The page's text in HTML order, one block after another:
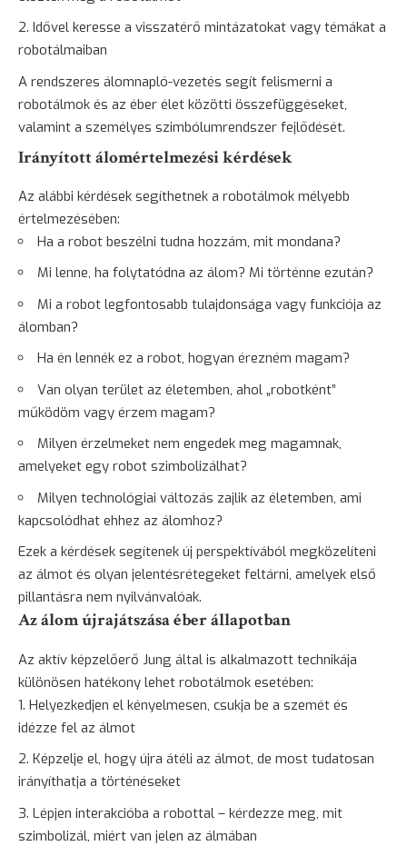
Idővel keresse a visszatérő mintázatokat vagy témákat a
robotálmaiban
A rendszeres álomnapló-vezetés segít felismerni a
robotálmok és az éber élet közötti összefüggéseket,
valamint a személyes szimbólumrendszer fejlődését.
Irányított álomértelmezési kérdések
Az alábbi kérdések segíthetnek a robotálmok mélyebb
értelmezésében:
Ha a robot beszélni tudna hozzám, mit mondana?
Mi lenne, ha folytatódna az álom? Mi történne ezután?
Mi a robot legfontosabb tulajdonsága vagy funkciója az
álomban?
Ha én lennék ez a robot, hogyan érezném magam?
Van olyan terület az életemben, ahol „robotként”
működöm vagy érzem magam?
Milyen érzelmeket nem engedek meg magamnak,
amelyeket egy robot szimbolizálhat?
Milyen technológiai változás zajlik az életemben, ami
kapcsolódhat ehhez az álomhoz?
Ezek a kérdések segítenek új perspektívából megközelíteni
az álmot és olyan jelentésrétegeket feltárni, amelyek első
pillantásra nem nyilvánvalóak.
Az álom újrajátszása éber állapotban
Az aktív képzelőerő Jung által is alkalmazott technikája
különösen hatékony lehet robotálmok esetében:
Helyezkedjen el kényelmesen, csukja be a szemét és
idézze fel az álmot
Képzelje el, hogy újra átéli az álmot, de most tudatosan
irányíthatja a történéseket
Lépjen interakcióba a robottal – kérdezze meg, mit
szimbolizál, miért van jelen az álmában